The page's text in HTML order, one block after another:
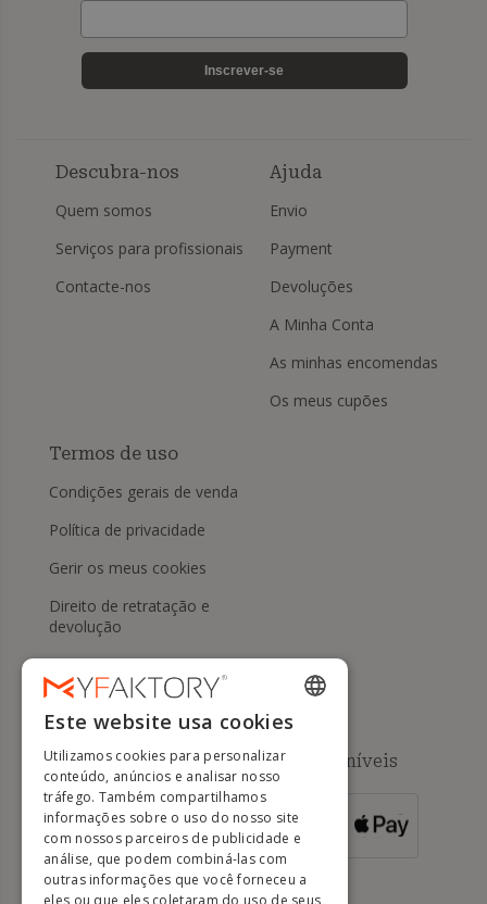
Inscrever-se
Descubra-nos
Quem somos
Serviços para profissionais
Contacte-nos
Ajuda
Envio
Payment
Devoluções
A Minha Conta
As minhas encomendas
Os meus cupões
Termos de uso
Condições gerais de venda
Política de privacidade
Gerir os meus cookies
Direito de retratação e
devolução
Ajuda
Métodos de pagamento disponíveis
PARA
ENCOMENDAS
SUPERIORES A
500 EUROS
ENGLISH
FRENCH
DUTCH
GERMAN
ITALIAN
Este website usa cookies
Utilizamos cookies para personalizar
conteúdo, anúncios e analisar nosso
tráfego. Também compartilhamos
informações sobre o uso do nosso site
com nossos parceiros de publicidade e
análise, que podem combiná-las com
outras informações que você forneceu a
eles ou que eles coletaram do uso de seus